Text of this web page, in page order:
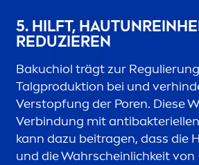
5. HILFT,
REDUZIEREN
Bakuchiol trägt zur
Talgproduktion bei und
Verstopfung der Poren. Diese
Verbindung mit
kann dazu beitragen, dass die
und die Wahrscheinlichkeit von